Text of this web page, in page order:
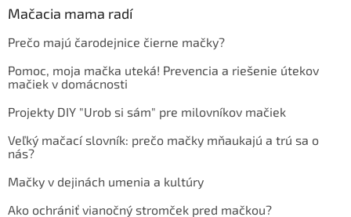
Mačacia mama radí
Prečo majú čarodejnice čierne mačky?
Pomoc, moja mačka uteká! Prevencia a riešenie útekov
mačiek v domácnosti
Projekty DIY "Urob si sám" pre milovníkov mačiek
Veľký mačací slovník: prečo mačky mňaukajú a trú sa o
nás?
Mačky v dejinách umenia a kultúry
Ako ochrániť vianočný stromček pred mačkou?